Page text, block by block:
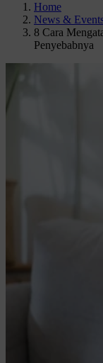
Home
News &
8 Cara
Penyebabnya